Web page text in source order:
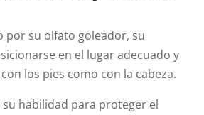
por su olfato goleador, su
en el lugar adecuado y
los pies como con la cabeza.
habilidad para proteger el